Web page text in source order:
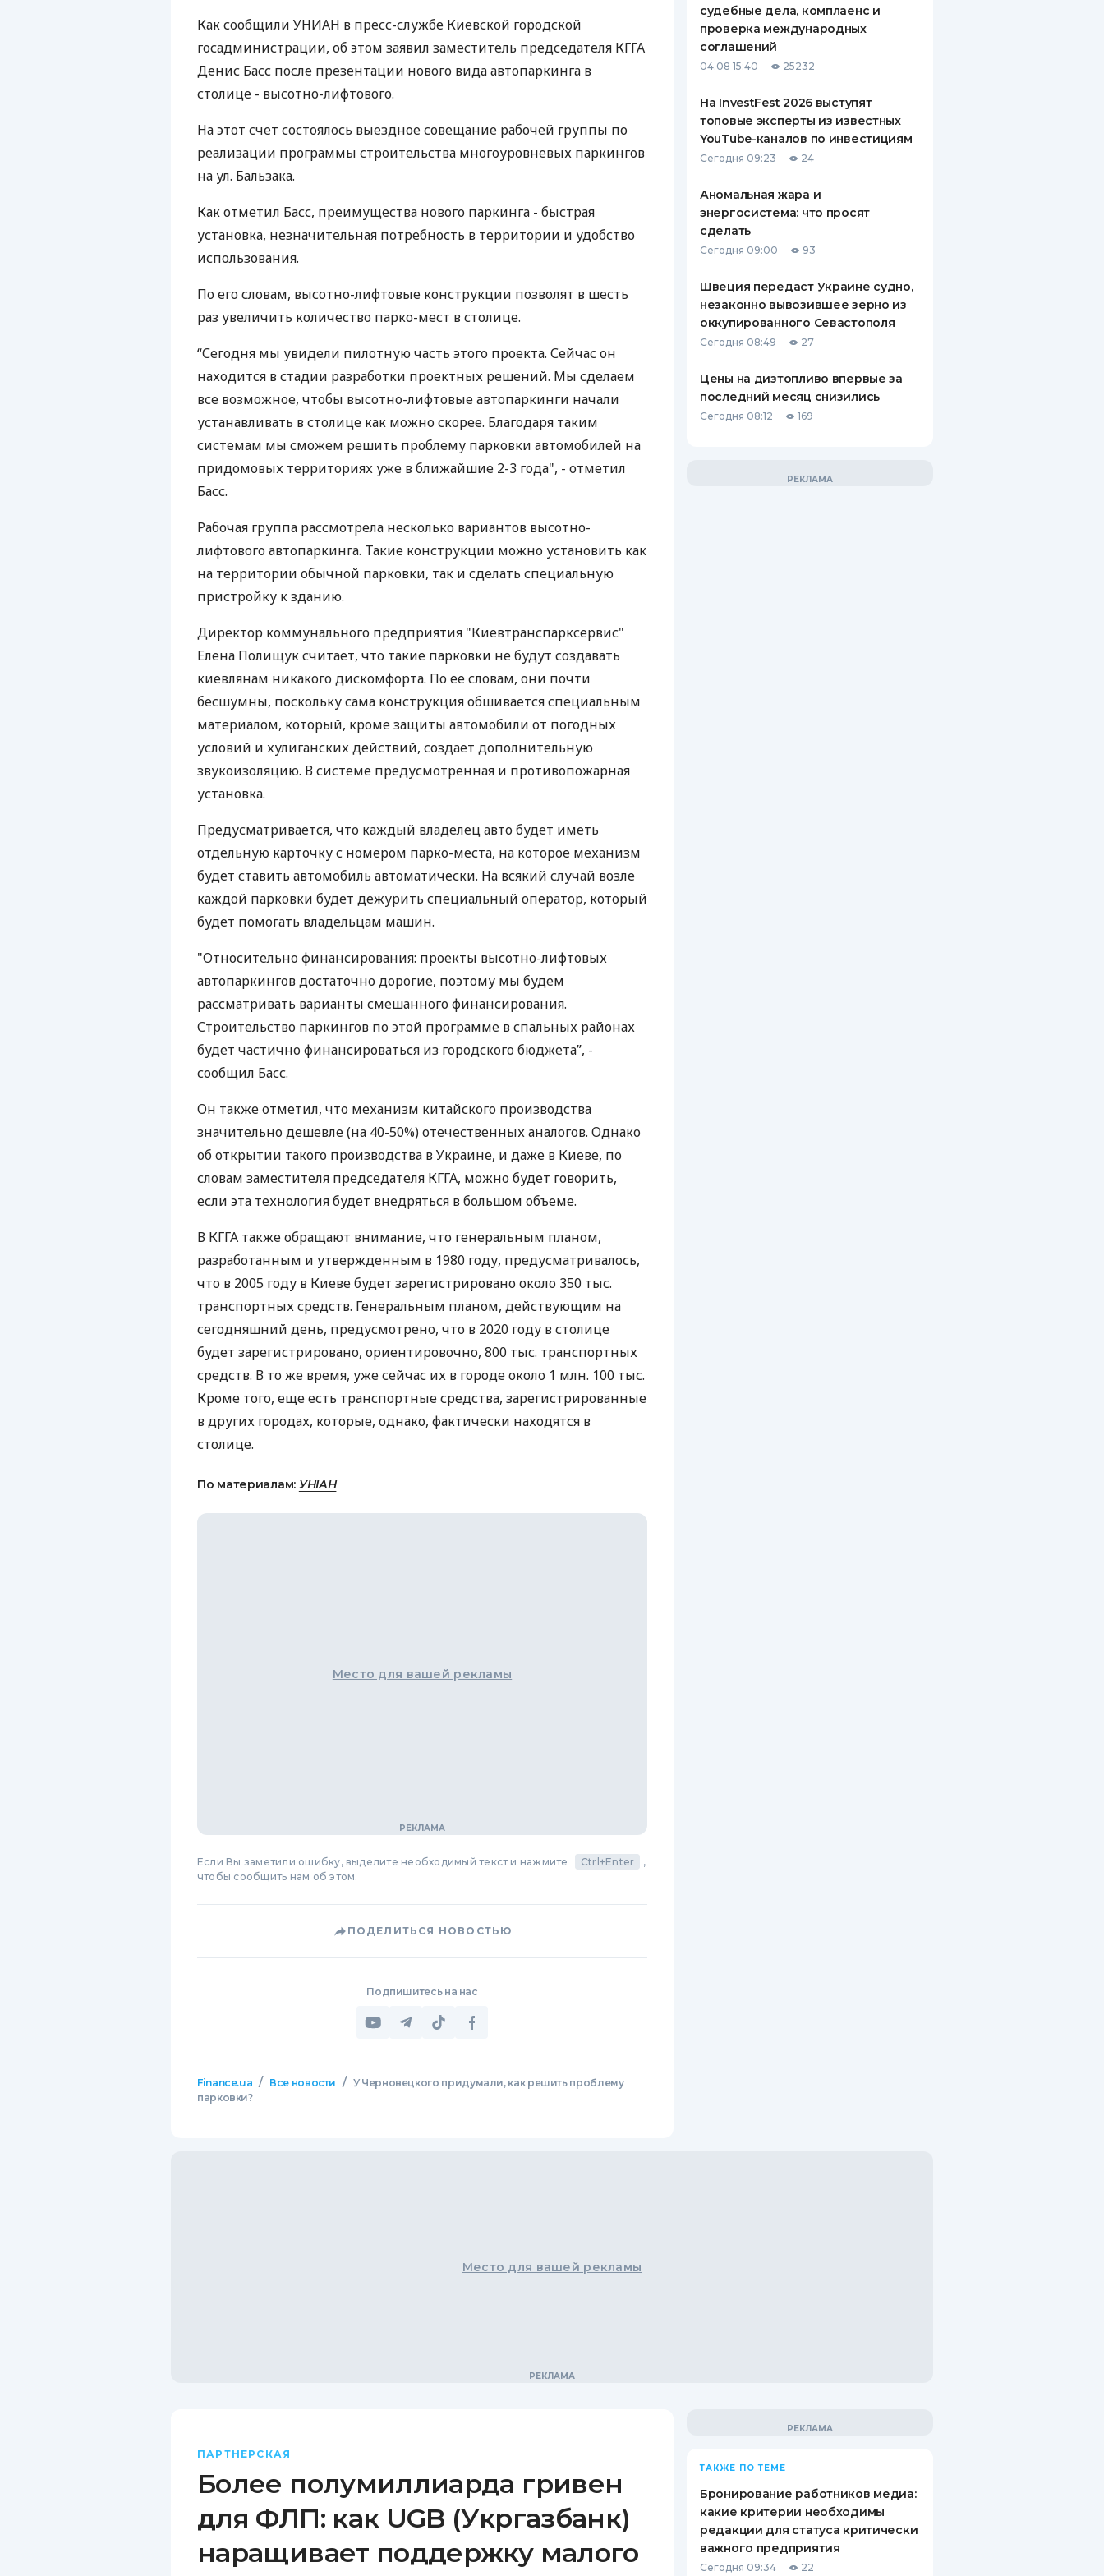
ЕЖЕМЕСЯЧНЫЙ ОБЗОР
ПУТЕВОДИТЕЛИ ПО
ПУТЕВОДИТЕЛИ ПО
СТРАХОВАНИЮ
СТРАХОВЫЕ КОМПАНИИ
ОТЗЫВЫ О СТРАХОВЫХ
КОМПАНИЯХ
ДОСТАВКА И ОПЛАТА
КОНТАКТЫ
Как сообщили УНИАН в пресс-службе Киевской городской
госадминистрации, об этом заявил заместитель председателя КГГА
Денис Басс после презентации нового вида автопаркинга в
столице - высотно-лифтового.
На этот счет состоялось выездное совещание рабочей группы по
реализации программы строительства многоуровневых паркингов
на ул. Бальзака.
Как отметил Басс, преимущества нового паркинга - быстрая
установка, незначительная потребность в территории и удобство
использования.
По его словам, высотно-лифтовые конструкции позволят в шесть
раз увеличить количество парко-мест в столице.
“Сегодня мы увидели пилотную часть этого проекта. Сейчас он
находится в стадии разработки проектных решений. Мы сделаем
все возможное, чтобы высотно-лифтовые автопаркинги начали
устанавливать в столице как можно скорее. Благодаря таким
системам мы сможем решить проблему парковки автомобилей на
придомовых территориях уже в ближайшие 2-3 года", - отметил
Басс.
Рабочая группа рассмотрела несколько вариантов высотно-
лифтового автопаркинга. Такие конструкции можно установить как
на территории обычной парковки, так и сделать специальную
пристройку к зданию.
Директор коммунального предприятия "Киевтранспарксервис"
Елена Полищук считает, что такие парковки не будут создавать
киевлянам никакого дискомфорта. По ее словам, они почти
бесшумны, поскольку сама конструкция обшивается специальным
материалом, который, кроме защиты автомобили от погодных
условий и хулиганских действий, создает дополнительную
звукоизоляцию. В системе предусмотренная и противопожарная
установка.
Предусматривается, что каждый владелец авто будет иметь
отдельную карточку с номером парко-места, на которое механизм
будет ставить автомобиль автоматически. На всякий случай возле
каждой парковки будет дежурить специальный оператор, который
будет помогать владельцам машин.
"Относительно финансирования: проекты высотно-лифтовых
автопаркингов достаточно дорогие, поэтому мы будем
рассматривать варианты смешанного финансирования.
Строительство паркингов по этой программе в спальных районах
будет частично финансироваться из городского бюджета”, -
сообщил Басс.
Он также отметил, что механизм китайского производства
значительно дешевле (на 40-50%) отечественных аналогов. Однако
об открытии такого производства в Украине, и даже в Киеве, по
словам заместителя председателя КГГА, можно будет говорить,
если эта технология будет внедряться в большом объеме.
В КГГА также обращают внимание, что генеральным планом,
разработанным и утвержденным в 1980 году, предусматривалось,
что в 2005 году в Киеве будет зарегистрировано около 350 тыс.
транспортных средств. Генеральным планом, действующим на
сегодняшний день, предусмотрено, что в 2020 году в столице
будет зарегистрировано, ориентировочно, 800 тыс. транспортных
средств. В то же время, уже сейчас их в городе около 1 млн. 100 тыс.
Кроме того, еще есть транспортные средства, зарегистрированные
в других городах, которые, однако, фактически находятся в
столице.
По материалам: УНІАН
Место для вашей рекламы
Если Вы заметили ошибку, выделите необходимый текст и нажмите Ctrl+Enter
,
чтобы сообщить нам об этом.
ПОДЕЛИТЬСЯ НОВОСТЬЮ
Подпишитесь на нас
Finance.ua / Все новости / У Черновецкого придумали, как решить проблему
парковки?
судебные дела, комплаенс и
проверка международных
соглашений
04.08 15:40 25232
На InvestFest 2026 выступят
топовые эксперты из известных
YouTube-каналов по инвестициям
Сегодня 09:23 24
Аномальная жара и
энергосистема: что просят
сделать
Сегодня 09:00 93
Швеция передаст Украине судно,
незаконно вывозившее зерно из
оккупированного Севастополя
Сегодня 08:49 27
Цены на дизтопливо впервые за
последний месяц снизились
Сегодня 08:12 169
Место для вашей рекламы
ПАРТНЕРСКАЯ
Более полумиллиарда гривен
для ФЛП: как UGB (Укргазбанк)
наращивает поддержку малого
ТАКЖЕ ПО ТЕМЕ
Бронирование работников медиа:
какие критерии необходимы
редакции для статуса критически
важного предприятия
Сегодня 09:34 22